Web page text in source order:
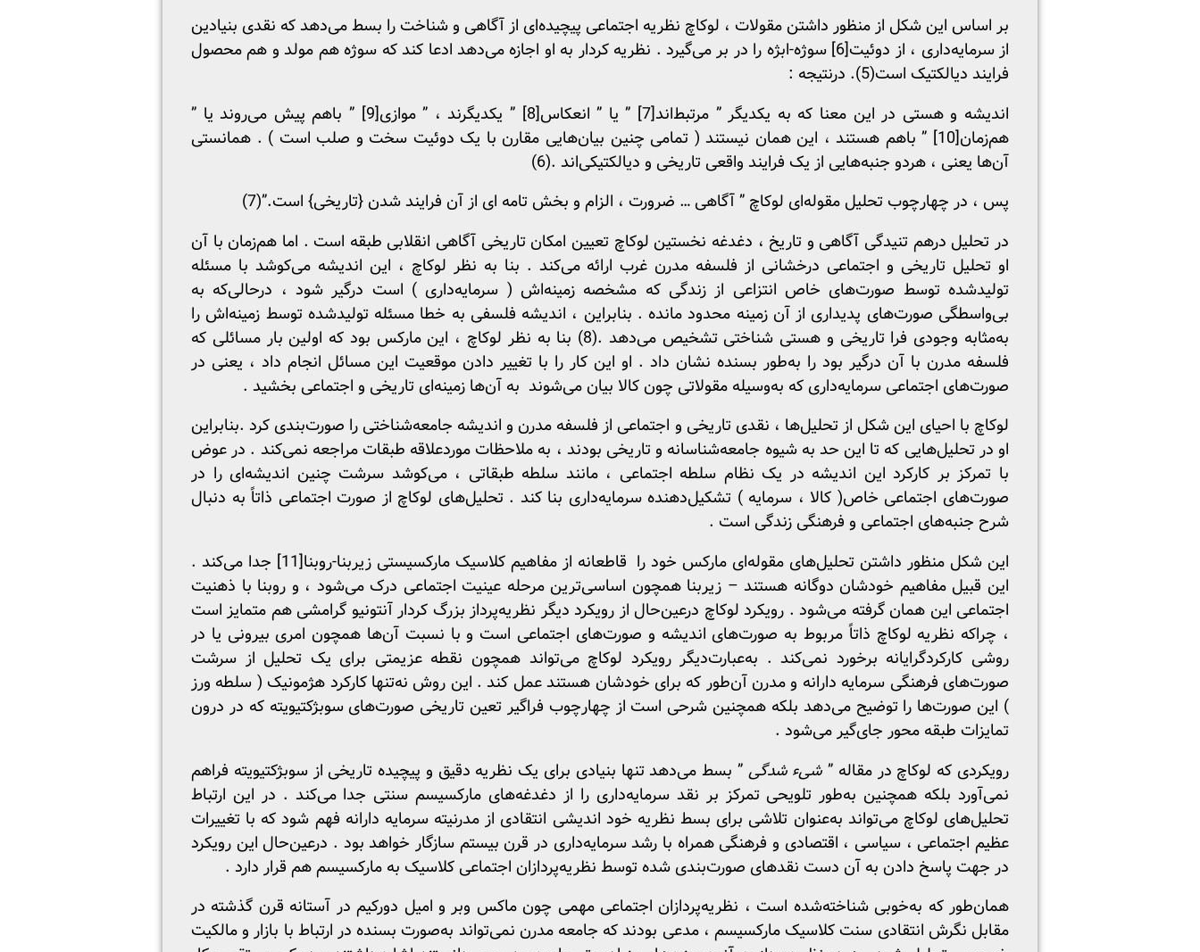
بر اساس این شکل از منظور داشتن مقولات ، لوکاچ نظریه اجتماعی پیچیده‌ای از آگاهی و شناخت را بسط می‌دهد که نقدی بنیادین
از سرمایه‌داری ، از دوئیت[6]
سوژه-ابژه را در بر می‌گیرد . نظریه کردار به او اجازه می‌دهد ادعا کند که سوژه هم مولد و هم محصول
فرایند دیالکتیک است(5). درنتیجه :
اندیشه و هستی در این معنا که به یکدیگر ” مرتبط‌اند[7] ” یا ” انعکاس[8] ” یکدیگرند ، ” موازی[9]
” باهم پیش می‌روند یا ”
هم‌زمان[10]
” باهم هستند ، این همان نیستند ( تمامی چنین بیان‌هایی مقارن با یک دوئیت سخت و صلب است ) . همانستی
آن‌ها یعنی ، هردو جنبه‌هایی از یک فرایند واقعی تاریخی و دیالکتیکی‌اند .(6)
پس ، در چهارچوب تحلیل مقوله‌ای لوکاچ ” آگاهی … ضرورت ، الزام و بخش تامه ای از آن فرایند شدن {تاریخی} است.”(7)
در تحلیل درهم تنیدگی آگاهی و تاریخ ، دغدغه نخستین لوکاچ تعیین امکان تاریخی آگاهی انقلابی طبقه است . اما هم‌زمان با آن
او تحلیل تاریخی و اجتماعی درخشانی از فلسفه مدرن غرب ارائه می‌کند . بنا به نظر لوکاچ ، این اندیشه می‌کوشد با مسئله
تولیدشده توسط صورت‌های خاص انتزاعی از زندگی که مشخصه زمینه‌اش ( سرمایه‌داری ) است درگیر شود ، درحالی‌که به
بی‌واسطگی صورت‌های پدیداری از آن زمینه محدود مانده . بنابراین ، اندیشه فلسفی به خطا مسئله تولیدشده توسط زمینه‌اش را
به‌مثابه وجودی فرا تاریخی و هستی شناختی تشخیص می‌دهد .(8) بنا به نظر لوکاچ ، این مارکس بود که اولین بار مسائلی که
فلسفه مدرن با آن درگیر بود را به‌طور بسنده نشان داد . او این کار را با تغییر دادن موقعیت این مسائل انجام داد ، یعنی در
صورت‌های اجتماعی سرمایه‌داری که به‌وسیله مقولاتی چون کالا بیان می‌شوند به آن‌ها زمینه‌ای تاریخی و اجتماعی بخشید .
لوکاچ با احیای این شکل از تحلیل‌ها ، نقدی تاریخی و اجتماعی از فلسفه مدرن و اندیشه جامعه‌شناختی را صورت‌بندی کرد .بنابراین
او در تحلیل‌هایی که تا این حد به شیوه جامعه‌شناسانه و تاریخی بودند ، به ملاحظات موردعلاقه طبقات مراجعه نمی‌کند . در عوض
با تمرکز بر کارکرد این اندیشه در یک نظام سلطه اجتماعی ، مانند سلطه طبقاتی ، می‌کوشد سرشت چنین اندیشه‌ای را در
صورت‌های اجتماعی خاص( کالا ، سرمایه ) تشکیل‌دهنده سرمایه‌داری بنا کند . تحلیل‌های لوکاچ از صورت اجتماعی ذاتاً به دنبال
شرح جنبه‌های اجتماعی و فرهنگی زندگی است .
این شکل منظور داشتن تحلیل‌های مقوله‌ای مارکس خود را قاطعانه از مفاهیم کلاسیک مارکسیستی زیربنا-روبنا[11]
جدا می‌کند .
این قبیل مفاهیم خودشان دوگانه هستند – زیربنا همچون اساسی‌ترین مرحله عینیت اجتماعی درک می‌شود ، و روبنا با ذهنیت
اجتماعی این همان گرفته می‌شود . رویکرد لوکاچ درعین‌حال از رویکرد دیگر نظریه‌پرداز بزرگ کردار آنتونیو گرامشی هم متمایز است
، چراکه نظریه لوکاچ ذاتاً مربوط به صورت‌های اندیشه و صورت‌های اجتماعی است و با نسبت آن‌ها همچون امری بیرونی یا در
روشی کارکردگرایانه برخورد نمی‌کند . به‌عبارت‌دیگر رویکرد لوکاچ می‌تواند همچون نقطه عزیمتی برای یک تحلیل از سرشت
صورت‌های فرهنگی سرمایه دارانه و مدرن آن‌طور که برای خودشان هستند عمل کند . این روش نه‌تنها کارکرد هژمونیک ( سلطه ورز
) این صورت‌ها را توضیح می‌دهد بلکه همچنین شرحی است از چهارچوب فراگیر تعین تاریخی صورت‌های سوبژکتیویته که در درون
تمایزات طبقه محور جای‌گیر می‌شود .
رویکردی که لوکاچ در مقاله ” شیء شدگی ” بسط می‌دهد تنها بنیادی برای یک نظریه دقیق و پیچیده تاریخی از سوبژکتیویته فراهم
نمی‌آورد بلکه همچنین به‌طور تلویحی تمرکز بر نقد سرمایه‌داری را از دغدغه‌های مارکسیسم سنتی جدا می‌کند . در این ‌ارتباط
تحلیل‌های لوکاچ می‌تواند به‌عنوان تلاشی برای بسط نظریه خود اندیشی انتقادی از مدرنیته سرمایه دارانه فهم شود که با تغییرات
عظیم اجتماعی ، سیاسی ، اقتصادی و فرهنگی همراه با رشد سرمایه‌داری در قرن بیستم سازگار خواهد بود . درعین‌حال این رویکرد
در جهت پاسخ دادن به آن دست نقدهای صورت‌بندی شده توسط نظریه‌پردازان اجتماعی کلاسیک به مارکسیسم هم قرار دارد .
همان‌طور که به‌خوبی شناخته‌شده است ، نظریه‌پردازان اجتماعی مهمی چون ماکس وبر و امیل دورکیم در آستانه قرن گذشته در
مقابل نگرش انتقادی سنت کلاسیک مارکسیسم ، مدعی بودند که جامعه مدرن نمی‌تواند به‌صورت بسنده در ارتباط با بازار و مالکیت